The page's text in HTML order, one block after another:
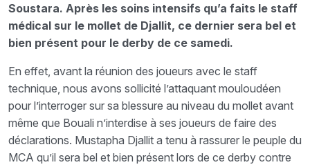
Soustara. Après les soins intensifs qu’a faits le staff
médical sur le mollet de Djallit, ce dernier sera bel et
bien présent pour le derby de ce samedi.
En effet, avant la réunion des joueurs avec le staff
technique, nous avons sollicité l’attaquant mouloudéen
pour l’interroger sur sa blessure au niveau du mollet avant
même que Bouali n’interdise à ses joueurs de faire des
déclarations. Mustapha Djallit a tenu à rassurer le peuple du
MCA qu’il sera bel et bien présent lors de ce derby contre